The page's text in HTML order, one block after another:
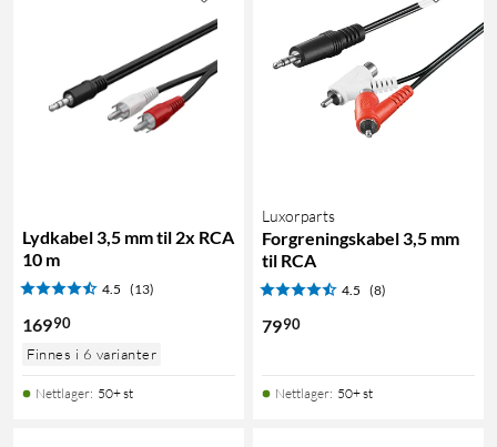
Lydkabel 3,5 mm til 2x RCA
10 m
4.5 (13)
16990
Finnes i 6 varianter
Nettlager: 50+ st
Luxorparts
Forgreningskabel 3,5 mm
til RCA
4.5 (8)
7990
Nettlager: 50+ st